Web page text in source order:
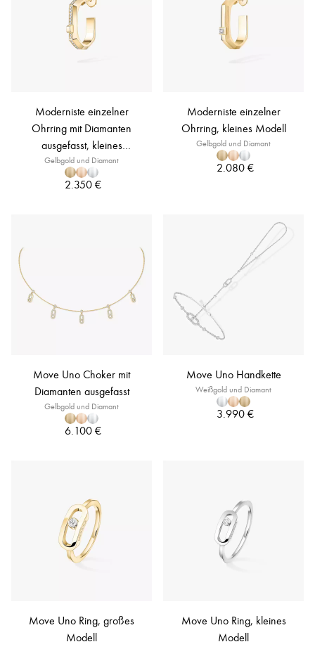
Moderniste einzelner
Ohrring mit Diamanten
ausgefasst, kleines
Modell
Gelbgold und Diamant
2.350 €
Moderniste einzelner
Ohrring, kleines Modell
Gelbgold und Diamant
2.080 €
Move Uno Choker mit
Diamanten ausgefasst
Gelbgold und Diamant
6.100 €
Move Uno Handkette
Weißgold und Diamant
3.990 €
Move Uno Ring, großes
Modell
Move Uno Ring, kleines
Modell